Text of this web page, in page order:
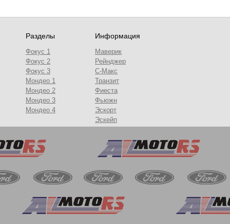
Разделы
Фокус 1
Фокус 2
Фокус 3
Мондео 1
Мондео 2
Мондео 3
Мондео 4
Информация
Маверик
Рейнджер
С-Макс
Транзит
Фиеста
Фьюжн
Эскорт
Эскейп